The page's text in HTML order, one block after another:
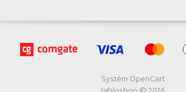
Systém OpenCart